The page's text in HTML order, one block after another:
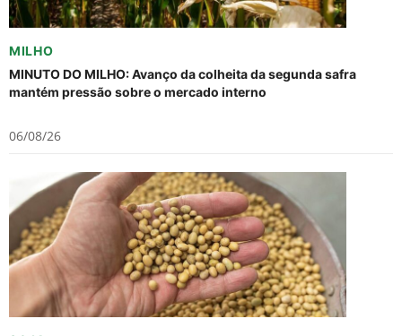
MILHO
MINUTO DO MILHO: Avanço da colheita da segunda safra
mantém pressão sobre o mercado interno
06/08/26